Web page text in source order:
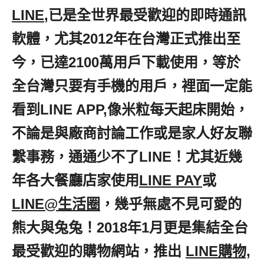
LINE,已是全世界最受歡迎的即時通訊
軟體，尤其2012年在台灣正式推出至
今，已達2100萬用戶下載使用，等於
全台灣只要有手機的用戶，裡面一定能
看到LINE APP,像米粒每天起床開始，
不論是與廠商討論工作或是家人好友聯
繫事務，通通少不了LINE！尤其近幾
年各大餐廳店家使用LINE PAY或
LINE@生活圈 ，幾乎無處不見可愛的
熊大與兔兔！2018年1月更是集結全台
最受歡迎的購物網站，推出 LINE購物,